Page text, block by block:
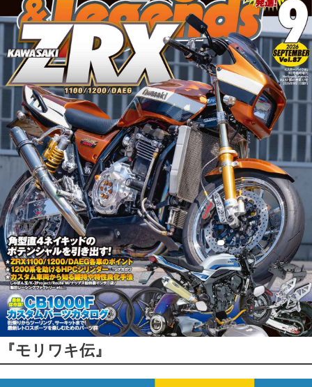
『モリワキ伝』